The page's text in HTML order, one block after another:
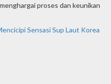
proses dan keunikan
Sensasi Sup Laut Korea